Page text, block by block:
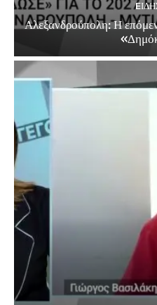
Αλεξανδρούπολη: Η